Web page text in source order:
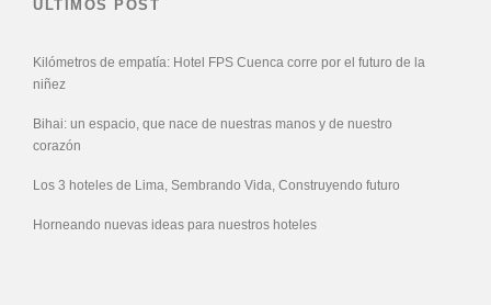
ÚLTIMOS POST
Kilómetros de empatía: Hotel FPS Cuenca corre por el futuro de la
niñez
Bihai: un espacio, que nace de nuestras manos y de nuestro
corazón
Los 3 hoteles de Lima, Sembrando Vida, Construyendo futuro
Horneando nuevas ideas para nuestros hoteles